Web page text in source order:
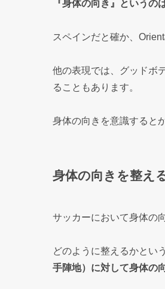
『身体の向き』というの
スペインだと確か、
他の表現では、グッドボ
ることもあります。
身体の向きを意識すると
身体の向きを整え
サッカーにおいて身体の
どのように整えるかとい
手陣地）に対して身体の